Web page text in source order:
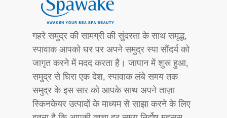
गहरे समुद्र की सामग्री की सुंदरता के साथ समृद्ध,
स्पावाक आपको घर पर अपने समुद्र स्पा सौंदर्य को
जागृत करने में मदद करता है। जापान में शुरू हुआ,
समुद्र से घिरा एक देश, स्पावाक लंबे समय तक
समुद्र के इस सार को आपके साथ अपने ताज़ा
स्किनकेयर उत्पादों के माध्यम से साझा करने के लिए